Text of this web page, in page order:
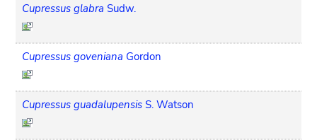
Cupressus glabra Sudw.
Cupressus goveniana Gordon
Cupressus guadalupensis S. Watson